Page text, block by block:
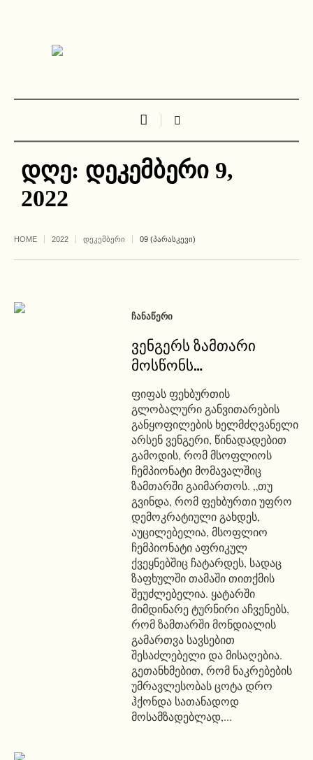
დღე: დეკემბერი 9,
2022
HOME 2022 ᲓᲔᲙᲔᲛᲑᲔᲠᲘ 09 (ᲞᲐᲠᲐᲡᲙᲔᲕᲘ)
ᲩᲐᲜᲐᲬᲔᲠᲘ
ვენგერს ზამთარი
მოსწონს…
ფიფას ფეხბურთის
გლობალური განვითარების
განყოფილების ხელმძღვანელი
არსენ ვენგერი, წინადადებით
გამოდის, რომ მსოფლიოს
ჩემპიონატი მომავალშიც
ზამთარში გაიმართოს. „თუ
გვინდა, რომ ფეხბურთი უფრო
დემოკრატიული გახდეს,
აუცილებელია, მსოფლიო
ჩემპიონატი აფრიკულ
ქვეყნებშიც ჩატარდეს, სადაც
ზაფხულში თამაში თითქმის
შეუძლებელია. ყატარში
მიმდინარე ტურნირი აჩვენებს,
რომ ზამთარში მონდიალის
გამართვა სავსებით
შესაძლებელი და მისაღებია.
გეთანხმებით, რომ ნაკრებების
უმრავლესობას ცოტა დრო
ჰქონდა სათანადოდ
მოსამზადებლად,...